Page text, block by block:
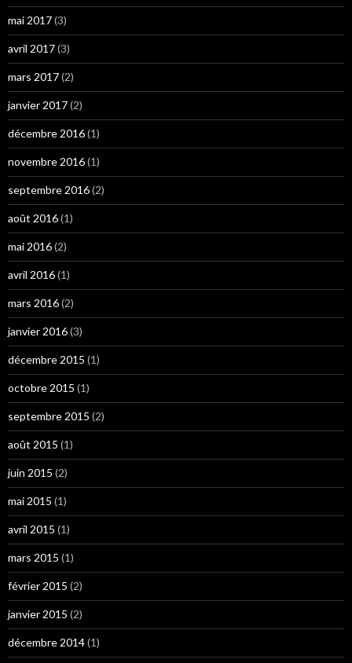
mai 2017(3)
avril 2017(3)
mars 2017(2)
janvier 2017(2)
décembre 2016(1)
novembre 2016(1)
septembre 2016(2)
août 2016(1)
mai 2016(2)
avril 2016(1)
mars 2016(2)
janvier 2016(3)
décembre 2015 (1)
octobre 2015 (1)
septembre 2015 (2)
août 2015 (1)
juin 2015 (2)
mai 2015 (1)
avril 2015 (1)
mars 2015 (1)
février 2015 (2)
janvier 2015 (2)
décembre 2014(1)